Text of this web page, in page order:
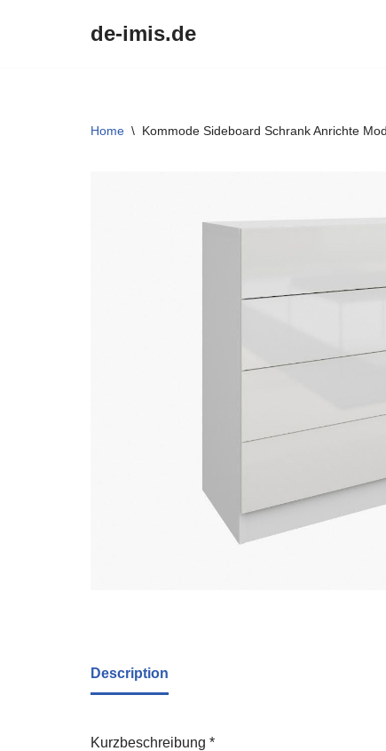
de-imis.de
Home \ Kommode Sideboard Schrank Anrichte
Description
Kurzbeschreibung *